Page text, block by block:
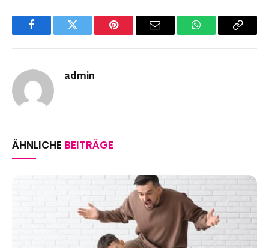
FacebookTwitter Pinterest Email WhatsAppCopy
admin
ÄHNLICHE BEITRÄGE